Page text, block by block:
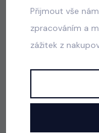
499 Kč
Přijmout vše
zpracováním a
zážitek z